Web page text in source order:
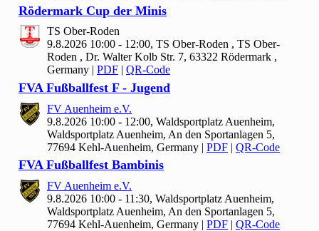
Rödermark Cup der Minis
TS Ober-Roden
9.8.2026 10:00 - 12:00, TS Ober-Roden , TS Ober-
Roden , Dr. Walter Kolb Str. 7, 63322 Rödermark ,
Germany
PDF QR-Code
FVA Fußballfest F - Jugend
FV Auenheim e.V.
9.8.2026 10:00 - 12:00, Waldsportplatz Auenheim,
Waldsportplatz Auenheim, An den Sportanlagen 5,
77694 Kehl-Auenheim, Germany | PDF | QR-Code
FVA Fußballfest Bambinis
FV Auenheim e.V.
9.8.2026 10:00 - 11:30, Waldsportplatz Auenheim,
Waldsportplatz Auenheim, An den Sportanlagen 5,
77694 Kehl-Auenheim, Germany | PDF | QR-Code